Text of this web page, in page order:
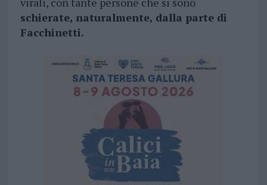
schierate, naturalmente, dalla parte di
Facchinetti.